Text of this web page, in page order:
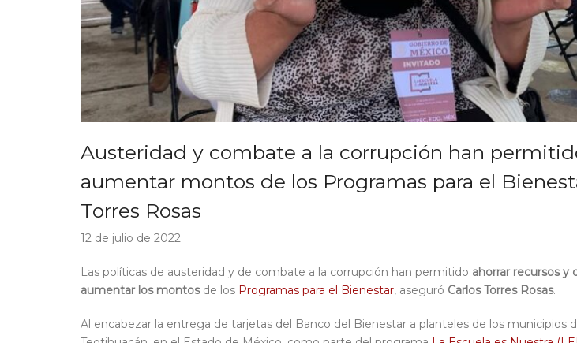
Austeridad y combate a la corrupción han
aumentar montos de los Programas para el
Torres Rosas
12 de julio de 2022
Las políticas de austeridad y de combate a la corrupción han permitido ahorrar recursos y
aumentar los montosde los Programas para el Bienestar, aseguró Carlos Torres Rosas.
Al encabezar la entrega de tarjetas del Banco del Bienestar a planteles de los municipios